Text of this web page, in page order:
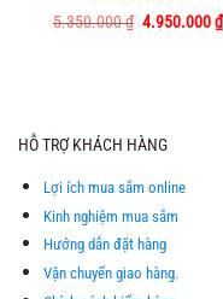
Được xếp
5.350.000₫ Giá
4.950.000₫
HỖ TRỢ KHÁCH HÀNG
Lợi ích mua sắm online
Kinh nghiệm mua sắm
Hướng dẫn đặt hàng
Vận chuyển giao hàng.